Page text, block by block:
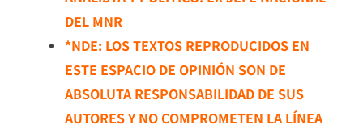
DEL MNR
*NDE: LOS TEXTOS REPRODUCIDOS EN
ESTE ESPACIO DE OPINIÓN SON DE
ABSOLUTA RESPONSABILIDAD DE SUS
AUTORES Y NO COMPROMETEN LA LÍNEA